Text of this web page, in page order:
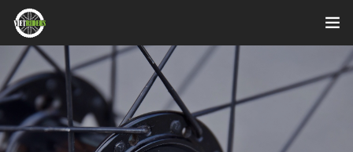
Home
Videos